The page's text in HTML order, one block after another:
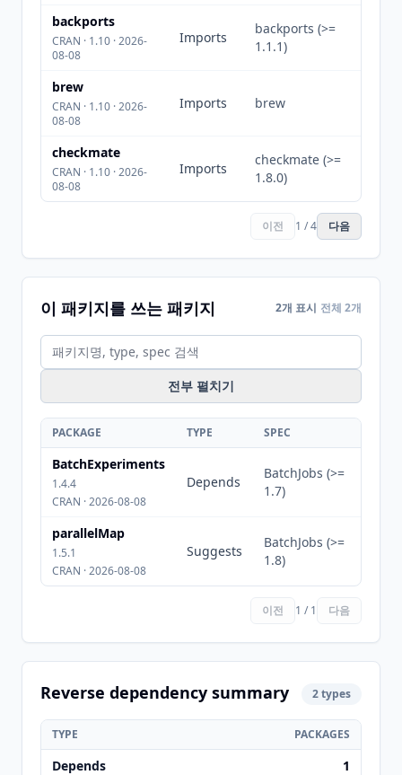
backports
CRAN · 1.10 · 2026-
08-08
Imports
backports (>=
1.1.1)
brew
CRAN · 1.10 · 2026-
08-08
Imports brew
checkmate
CRAN · 1.10 · 2026-
08-08
Imports
checkmate (>=
1.8.0)
이전 1 / 4 다음
이 패키지를 쓰는 패키지 2개 표시 전체 2개
전부 펼치기
PACKAGE TYPE SPEC
BatchExperiments
1.4.4
CRAN · 2026-08-08
Depends
BatchJobs (>=
1.7)
parallelMap
1.5.1
CRAN · 2026-08-08
Suggests
BatchJobs (>=
1.8)
이전 1 / 1 다음
Reverse dependency summary 2 types
TYPE PACKAGES
Depends
1